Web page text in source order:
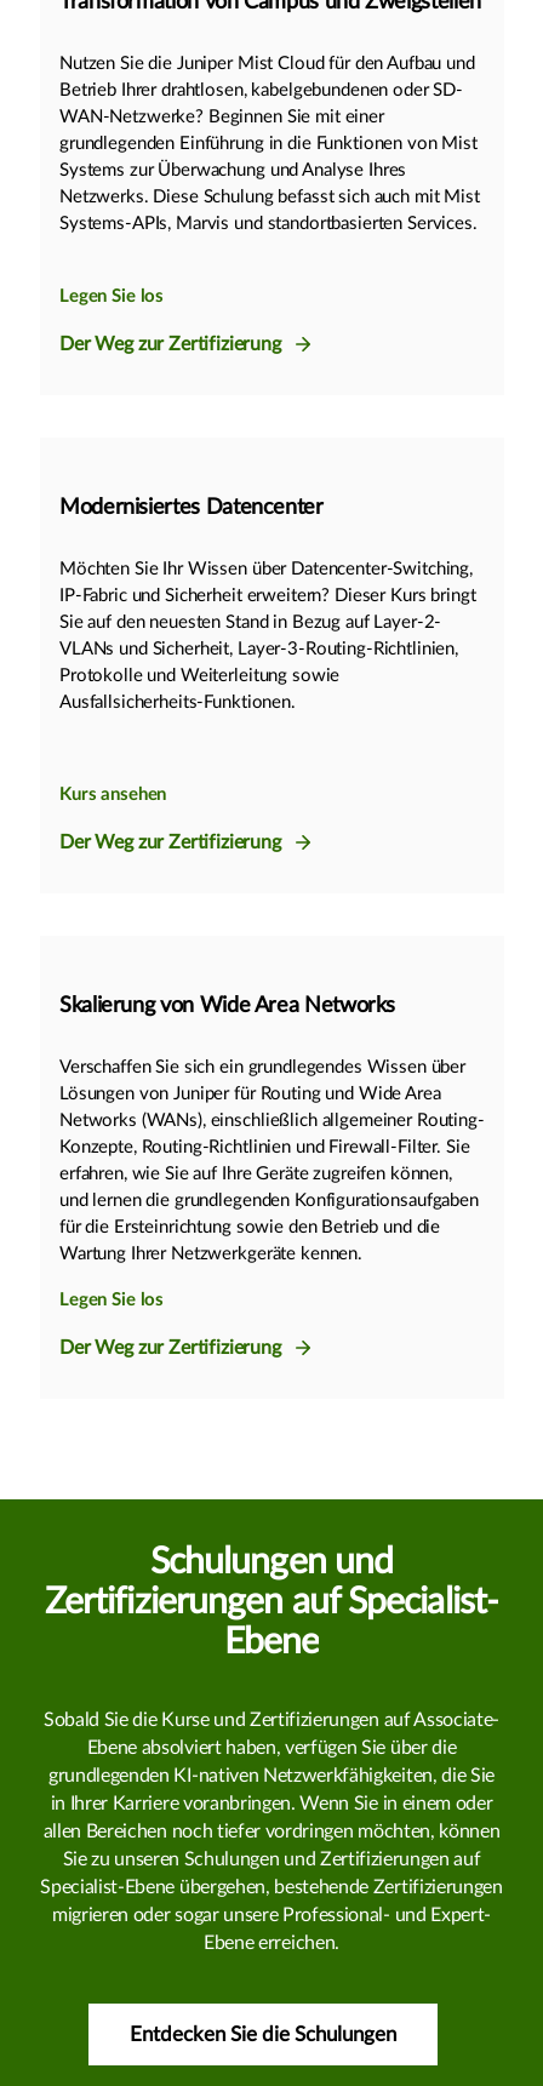
Nutzen Sie die Juniper Mist Cloud für den Aufbau und
Betrieb Ihrer drahtlosen, kabelgebundenen oder SD-
WAN-Netzwerke? Beginnen Sie mit einer
grundlegenden Einführung in die Funktionen von Mist
Systems zur Überwachung und Analyse Ihres
Netzwerks. Diese Schulung befasst sich auch mit Mist
Systems-APIs, Marvis und standortbasierten Services.
Legen Sie los
Der Weg zur Zertifizierung
Modernisiertes Datencenter
Möchten Sie Ihr Wissen über Datencenter-Switching,
IP-Fabric und Sicherheit erweitern? Dieser Kurs bringt
Sie auf den neuesten Stand in Bezug auf Layer-2-
VLANs und Sicherheit, Layer-3-Routing-Richtlinien,
Protokolle und Weiterleitung sowie
Ausfallsicherheits-Funktionen.
Kurs ansehen
Der Weg zur Zertifizierung
Skalierung von Wide Area Networks
Verschaffen Sie sich ein grundlegendes Wissen über
Lösungen von Juniper für Routing und Wide Area
Networks (WANs), einschließlich allgemeiner Routing-
Konzepte, Routing-Richtlinien und Firewall-Filter. Sie
erfahren, wie Sie auf Ihre Geräte zugreifen können,
und lernen die grundlegenden Konfigurationsaufgaben
für die Ersteinrichtung sowie den Betrieb und die
Wartung Ihrer Netzwerkgeräte kennen.
Legen Sie los
Der Weg zur Zertifizierung
Schulungen und
Zertifizierungen auf Specialist-
Ebene
Sobald Sie die Kurse und Zertifizierungen auf Associate-
Ebene absolviert haben, verfügen Sie über die
grundlegenden KI-nativen Netzwerkfähigkeiten, die Sie
in Ihrer Karriere voranbringen. Wenn Sie in einem oder
allen Bereichen noch tiefer vordringen möchten, können
Sie zu unseren Schulungen und Zertifizierungen auf
Specialist-Ebene übergehen, bestehende Zertifizierungen
migrieren oder sogar unsere Professional- und Expert-
Ebene erreichen.
Entdecken Sie die Schulungen